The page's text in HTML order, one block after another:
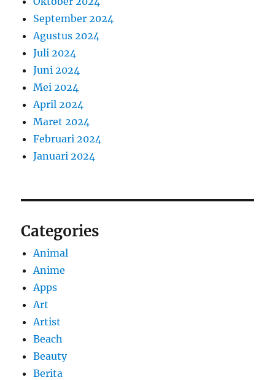
September 2024
Agustus 2024
Juli 2024
Juni 2024
Mei 2024
April 2024
Maret 2024
Februari 2024
Januari 2024
Categories
Animal
Anime
Apps
Art
Artist
Beach
Beauty
Berita